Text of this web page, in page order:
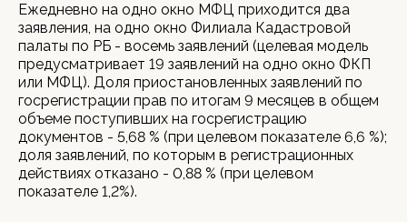
Ежедневно на одно окно МФЦ приходится два
заявления, на одно окно Филиала Кадастровой
палаты по РБ - восемь заявлений (целевая модель
предусматривает 19 заявлений на одно окно ФКП
или МФЦ). Доля приостановленных заявлений по
госрегистрации прав по итогам 9 месяцев в общем
объеме поступивших на госрегистрацию
документов - 5,68 % (при целевом показателе 6,6 %);
доля заявлений, по которым в регистрационных
действиях отказано - 0,88 % (при целевом
показателе 1,2%).